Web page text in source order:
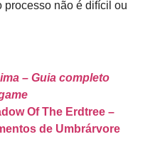
processo não é difícil ou
– Guia completo
Of The Erdtree –
de Umbrárvore